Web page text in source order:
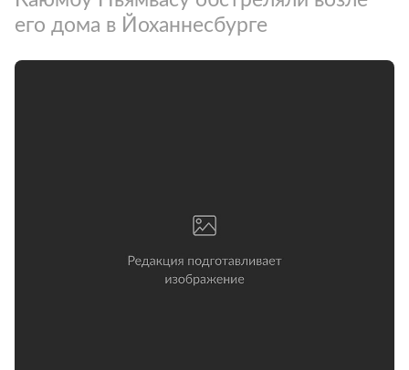
его дома в Йоханнесбурге